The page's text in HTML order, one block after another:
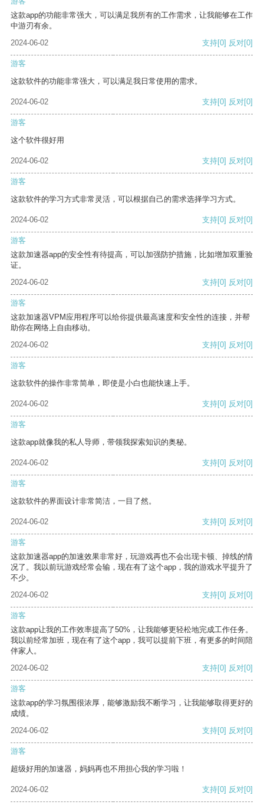
这款app的功能非常强大，可以满足我所有的工作需求，让我能够在工作
中游刃有余。
2024-06-02
支持[0] 反对[0]
游客
这款软件的功能非常强大，可以满足我日常使用的需求。
2024-06-02 支持[0] 反对[0]
游客
这个软件很好用
2024-06-02 支持[0] 反对[0]
游客
这款软件的学习方式非常灵活，可以根据自己的需求选择学习方式。
2024-06-02 支持[0] 反对[0]
游客
这款加速器app的安全性有待提高，可以加强防护措施，比如增加双重验
证。
2024-06-02
支持[0] 反对[0]
游客
这款加速器VPM应用程序可以给你提供最高速度和安全性的连接，并帮
助你在网络上自由移动。
2024-06-02
支持[0] 反对[0]
游客
这款软件的操作非常简单，即使是小白也能快速上手。
2024-06-02 支持[0] 反对[0]
游客
这款app就像我的私人导师，带领我探索知识的奥秘。
2024-06-02 支持[0] 反对[0]
游客
这款软件的界面设计非常简洁，一目了然。
2024-06-02 支持[0] 反对[0]
游客
这款加速器app的加速效果非常好，玩游戏再也不会出现卡顿、掉线的情
况了。我以前玩游戏经常会输，现在有了这个app，我的游戏水平提升了
不少。
2024-06-02
支持[0] 反对[0]
游客
这款app让我的工作效率提高了50%，让我能够更轻松地完成工作任务。
我以前经常加班，现在有了这个app，我可以提前下班，有更多的时间陪
伴家人。
2024-06-02
支持[0] 反对[0]
游客
这款app的学习氛围很浓厚，能够激励我不断学习，让我能够取得更好的
成绩。
2024-06-02
支持[0] 反对[0]
游客
超级好用的加速器，妈妈再也不用担心我的学习啦！
2024-06-02 支持[0] 反对[0]